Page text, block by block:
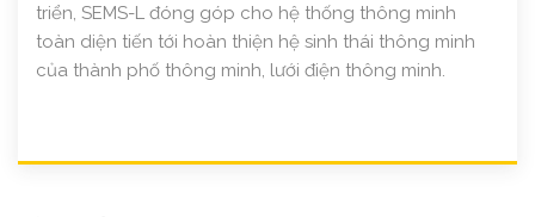
triển, SEMS-L đóng góp cho hệ thống thông minh
toàn diện tiến tới hoàn thiện hệ sinh thái thông minh
của thành phố thông minh, lưới điện thông minh.